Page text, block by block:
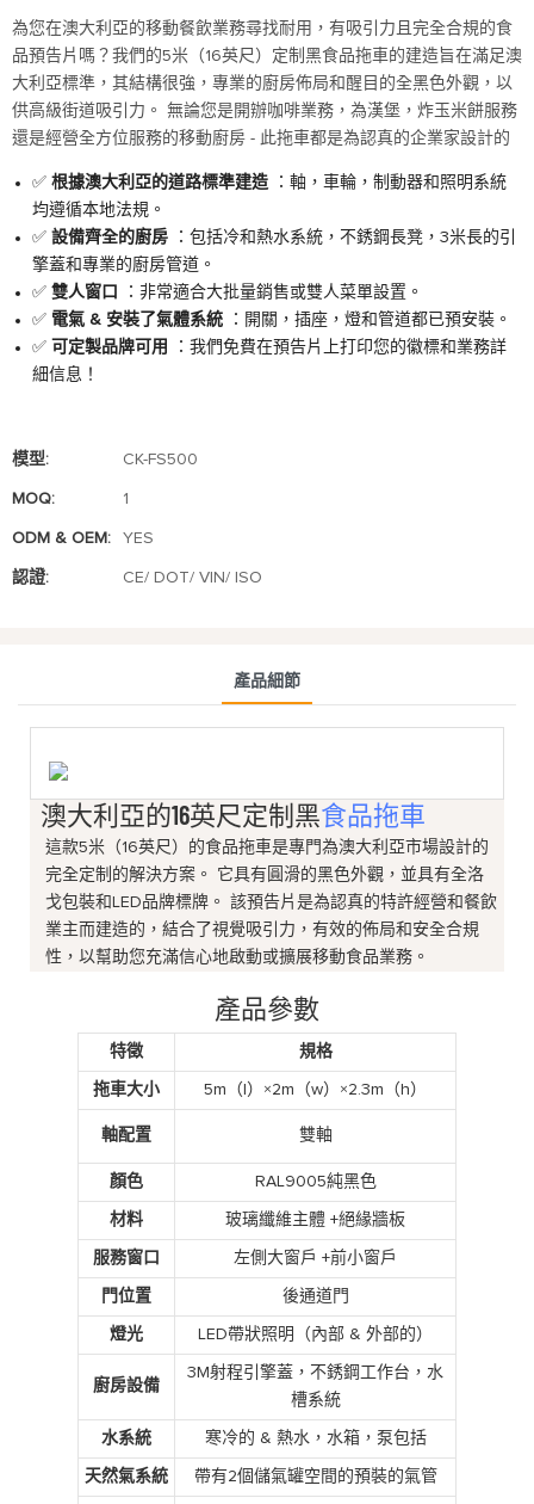
為您在澳大利亞的移動餐飲業務尋找耐用，有吸引力且完全合規的食
品預告片嗎？我們的5米（16英尺）定制黑食品拖車的建造旨在滿足澳
大利亞標準，其結構很強，專業的廚房佈局和醒目的全黑色外觀，以
供高級街道吸引力。 無論您是開辦咖啡業務，為漢堡，炸玉米餅服務
還是經營全方位服務的移動廚房 - 此拖車都是為認真的企業家設計的
✅ 根據澳大利亞的道路標準建造
：軸，車輪，制動器和照明系統
均遵循本地法規。
✅ 設備齊全的廚房
：包括冷和熱水系統，不銹鋼長凳，3米長的引
擎蓋和專業的廚房管道。
✅ 雙人窗口
：非常適合大批量銷售或雙人菜單設置。
✅ 電氣 & 安裝了氣體系統
：開關，插座，燈和管道都已預安裝。
✅ 可定製品牌可用
：我們免費在預告片上打印您的徽標和業務詳
細信息！
模型: CK-FS500
MOQ: 1
ODM & OEM: YES
認證: CE/ DOT/ VIN/ ISO
產品細節
澳大利亞的16英尺定制黑食品拖車
這款5米（16英尺）的食品拖車是專門為澳大利亞市場設計的
完全定制的解決方案。 它具有圓滑的黑色外觀，並具有全洛
戈包裝和LED品牌標牌。 該預告片是為認真的特許經營和餐飲
業主而建造的，結合了視覺吸引力，有效的佈局和安全合規
性，以幫助您充滿信心地啟動或擴展移動食品業務。
產品參數
特徵 規格
拖車大小 5m（l）×2m（w）×2.3m（h）
軸配置 雙軸
顏色 RAL9005純黑色
材料 玻璃纖維主體 +絕緣牆板
服務窗口 左側大窗戶 +前小窗戶
門位置 後通道門
燈光 LED帶狀照明（內部 & 外部的）
廚房設備
3M射程引擎蓋，不銹鋼工作台，水
槽系統
水系統 寒冷的 & 熱水，水箱，泵包括
天然氣系統 帶有2個儲氣罐空間的預裝的氣管